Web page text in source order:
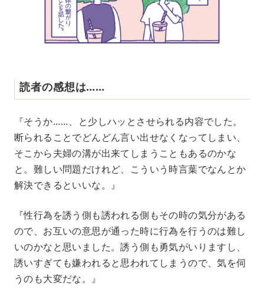
読者の感想は……
『そうか……、と少しハッとさせられる内容でした。
断られることでどんどん言い出せなくなってしまい、
そこから夫婦の溝が出来てしまうこともあるのかな
と。難しい問題だけれど、こういう時言葉でなんとか
解決できるといいな。』
『性行為を誘う側も誘われる側もその時の気分がある
ので、お互いの意思が通った時に行為を行うのは難し
いのかなと思いました。誘う側も勇気がいりますし、
誘いすぎても嫌われると思われてしまうので、気を伺
うのも大変だな。』